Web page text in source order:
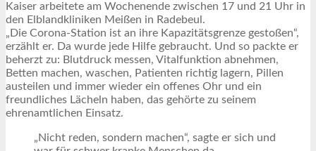
Kaiser arbeitete am Wochenende zwischen 17 und 21 Uhr in
den Elblandkliniken Meißen in Radebeul.
„Die Corona-Station ist an ihre Kapazitätsgrenze gestoßen“,
erzählt er. Da wurde jede Hilfe gebraucht. Und so packte er
beherzt zu: Blutdruck messen, Vitalfunktion abnehmen,
Betten machen, waschen, Patienten richtig lagern, Pillen
austeilen und immer wieder ein offenes Ohr und ein
freundliches Lächeln haben, das gehörte zu seinem
ehrenamtlichen Einsatz.
„Nicht reden, sondern machen“, sagte er sich und